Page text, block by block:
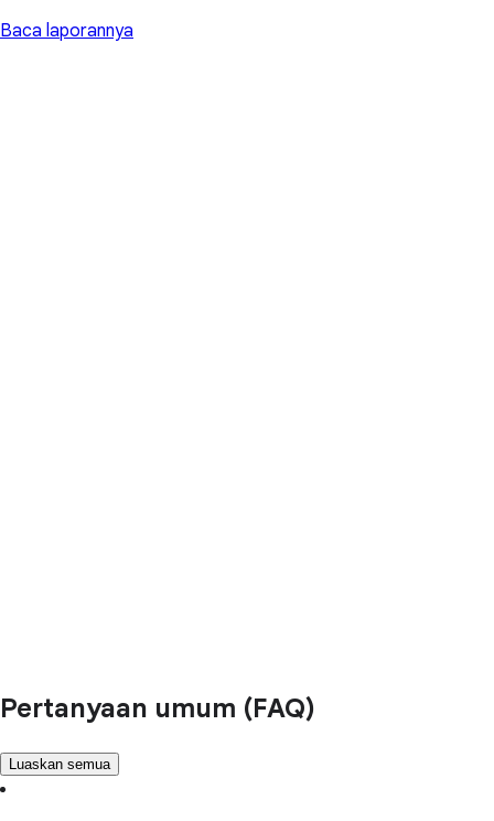
Baca laporannya
Pertanyaan umum (FAQ)
Luaskan semua